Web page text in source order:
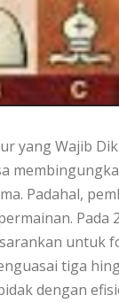
yang Wajib
Padahal,
untuk
tiga
dengan